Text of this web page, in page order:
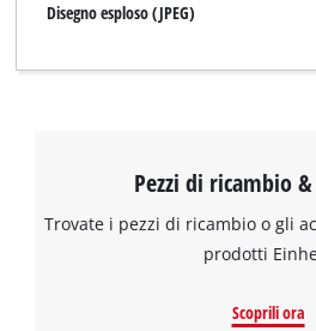
Disegno esploso (JPEG)
Pezzi di ricambio &
Trovate i pezzi di ricambio o gli
prodotti
Scoprili ora